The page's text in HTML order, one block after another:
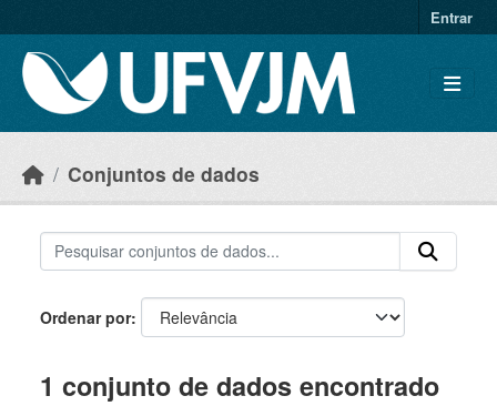
Entrar
Conjuntos de dados
Ordenar por
1 conjunto de dados encontrado